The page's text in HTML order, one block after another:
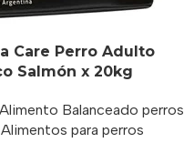
Care Perro Adulto
Salmón x 20kg
Alimento Balanceado perros
Alimentos para perros